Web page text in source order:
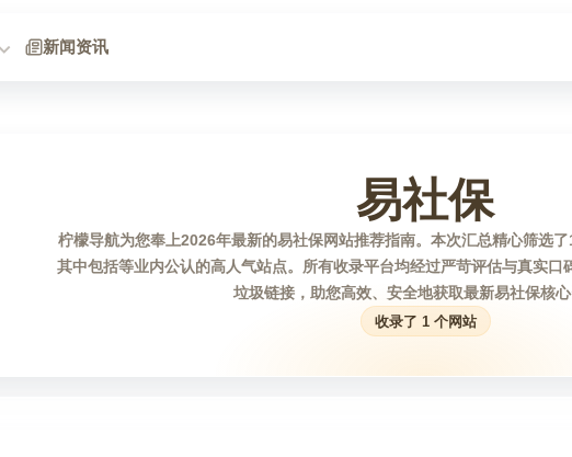
新闻资讯
易社保
柠檬导航为您奉上2026年最新的易社保网站推荐指南。本次汇总精心筛选
其中包括等业内公认的高人气站点。所有收录平台均经过严苛评估与真实口
垃圾链接，助您高效、安全地获取最新易社保核心
收录了 1 个网站